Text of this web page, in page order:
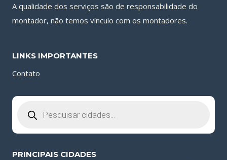
A qualidade dos serviços são de responsabilidade do
montador, não temos vínculo com os montadores.
LINKS IMPORTANTES
Contato
produtos
PRINCIPAIS CIDADES